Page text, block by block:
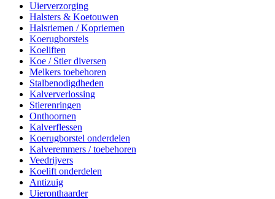
Uierverzorging
Halsters & Koetouwen
Halsriemen / Kopriemen
Koerugborstels
Koeliften
Koe / Stier diversen
Melkers toebehoren
Stalbenodigdheden
Kalververlossing
Stierenringen
Onthoornen
Kalverflessen
Koerugborstel onderdelen
Kalveremmers / toebehoren
Veedrijvers
Koelift onderdelen
Antizuig
Uieronthaarder